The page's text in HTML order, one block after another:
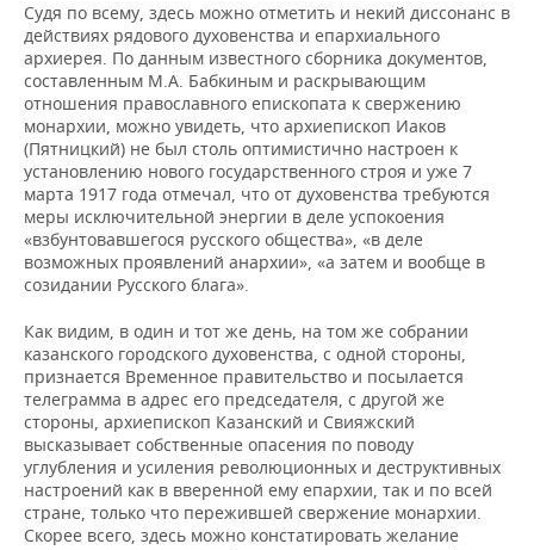
Судя по всему, здесь можно отметить и некий диссонанс в
действиях рядового духовенства и епархиального
архиерея. По данным известного сборника документов,
составленным М.А. Бабкиным и раскрывающим
отношения православного епископата к свержению
монархии, можно увидеть, что архиепископ Иаков
(Пятницкий) не был столь оптимистично настроен к
установлению нового государственного строя и уже 7
марта 1917 года отмечал, что от духовенства требуются
меры исключительной энергии в деле успокоения
«взбунтовавшегося русского общества», «в деле
возможных проявлений анархии», «а затем и вообще в
созидании Русского блага».
Как видим, в один и тот же день, на том же собрании
казанского городского духовенства, с одной стороны,
признается Временное правительство и посылается
телеграмма в адрес его председателя, с другой же
стороны, архиепископ Казанский и Свияжский
высказывает собственные опасения по поводу
углубления и усиления революционных и деструктивных
настроений как в вверенной ему епархии, так и по всей
стране, только что пережившей свержение монархии.
Скорее всего, здесь можно констатировать желание